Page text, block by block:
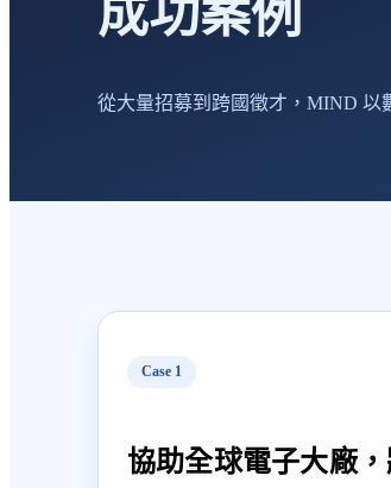
成功案例
從大量招募到跨國徵才，MIND 以
Case 1
協助全球電子大廠